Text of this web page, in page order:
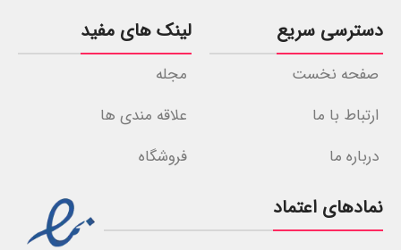
دسترسی سریع
صفحه نخست
ارتباط با ما
درباره ما
لینک های مفید
مجله
علاقه مندی ها
فروشگاه
نمادهای اعتماد